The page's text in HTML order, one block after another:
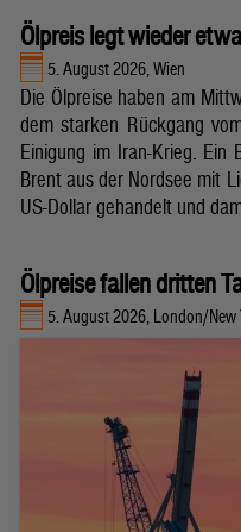
Ölpreis legt wieder
5. August 2026, Wien
Die Ölpreise haben am
dem starken Rückgang
Einigung im Iran-Krieg. Ein
Brent aus der Nordsee mit
US-Dollar gehandelt und
Ölpreise fallen dritten
5. August 2026, London/New